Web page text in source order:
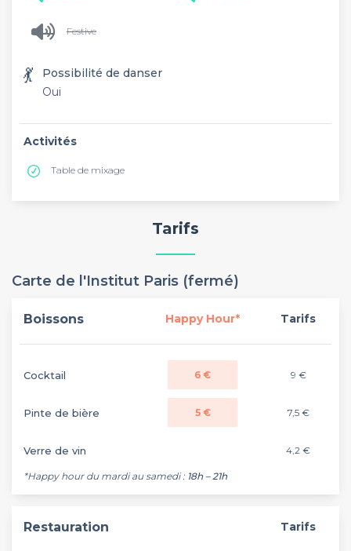
Festive
💃
Possibilité de danser
Oui
Activités
Table de mixage
Tarifs
Carte de l'Institut Paris (fermé)
Boissons Happy Hour* Tarifs
Cocktail 6 € 9 €
Pinte de bière 5 € 7,5 €
Verre de vin 4,2 €
*Happy hour du mardi au samedi : 18h – 21h
Restauration Tarifs